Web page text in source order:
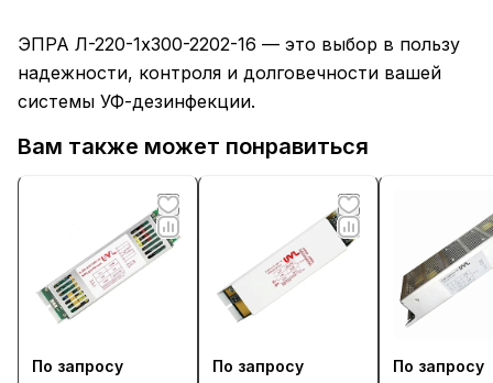
ЭПРА Л-220-1х300-2202-16 — это выбор в пользу
надежности, контроля и долговечности вашей
системы УФ-дезинфекции.
Вам также может понравиться
По запросу
По запросу
По запросу